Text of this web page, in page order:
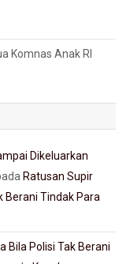
Komnas Anak RI
Dikeluarkan
Ratusan Supir
Berani Tindak Para
Bila Polisi Tak Berani